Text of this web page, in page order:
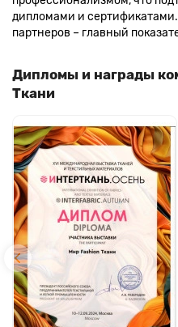
дипломами и
партнеров – главный
Дипломы и награды
Ткани